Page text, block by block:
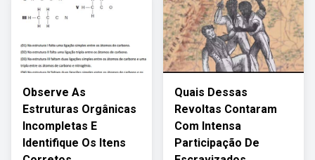
Observe As
Estruturas Orgânicas
Incompletas E
Identifique Os Itens
Quais Dessas
Revoltas Contaram
Com Intensa
Participação De